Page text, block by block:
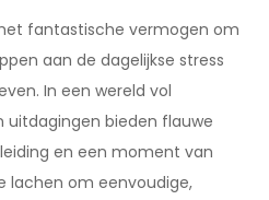
fantastische vermogen om
aan de dagelijkse stress
In een wereld vol
uitdagingen bieden flauwe
en een moment van
lachen om eenvoudige,